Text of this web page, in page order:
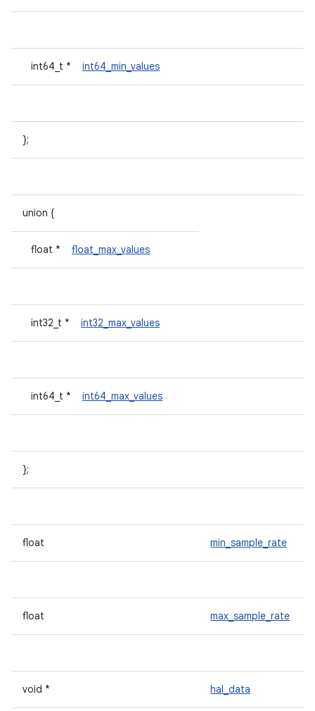
int64_t * int64_min_values
};
union {
float * float_max_values
int32_t * int32_max_values
int64_t * int64_max_values
};
float min_sample_rate
float max_sample_rate
void * hal_data